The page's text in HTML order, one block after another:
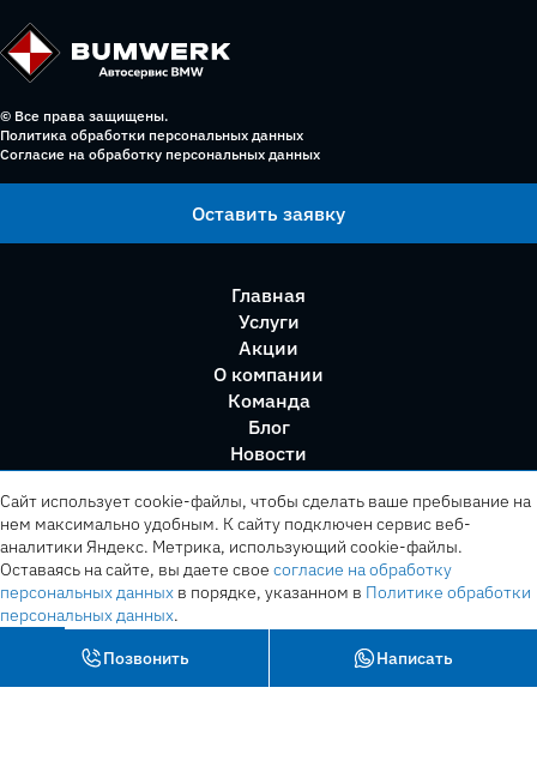
© Все права защищены.
Политика обработки персональных данных
Согласие на обработку персональных данных
Оставить заявку
Главная
Услуги
Акции
О компании
Команда
Блог
Новости
Позвонить Написать
Сайт использует cookie-файлы, чтобы сделать ваше пребывание на
нем максимально удобным. К cайту подключен сервис веб-
аналитики Яндекс. Метрика, использующий cookie-файлы.
Оставаясь на сайте, вы даете свое согласие на обработку
персональных данных в порядке, указанном в Политике обработки
персональных данных.